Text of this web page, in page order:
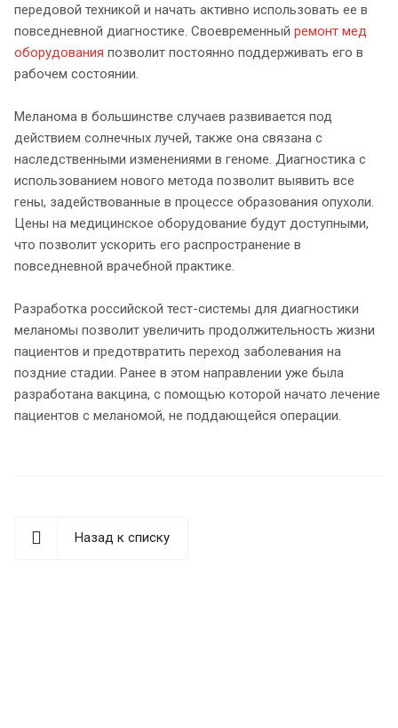
передовой техникой и начать активно использовать ее в
повседневной диагностике. Своевременный ремонт мед
оборудования позволит постоянно поддерживать его в
рабочем состоянии.
Меланома в большинстве случаев развивается под
действием солнечных лучей, также она связана с
наследственными изменениями в геноме. Диагностика с
использованием нового метода позволит выявить все
гены, задействованные в процессе образования опухоли.
Цены на медицинское оборудование будут доступными,
что позволит ускорить его распространение в
повседневной врачебной практике.
Разработка российской тест-системы для диагностики
меланомы позволит увеличить продолжительность жизни
пациентов и предотвратить переход заболевания на
поздние стадии. Ранее в этом направлении уже была
разработана вакцина, с помощью которой начато лечение
пациентов с меланомой, не поддающейся операции.
Назад к списку